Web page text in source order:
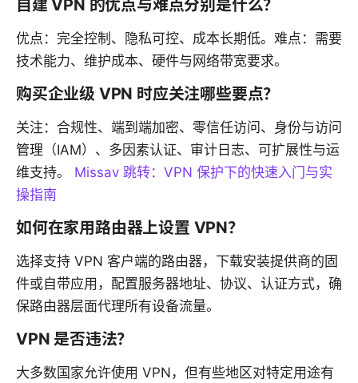
自建 VPN 的优点与难点分别是什么？
优点：完全控制、隐私可控、成本长期低。难点：需要
技术能力、维护成本、硬件与网络带宽要求。
购买企业级 VPN 时应关注哪些要点？
关注：合规性、端到端加密、零信任访问、身份与访问
管理（IAM）、多因素认证、审计日志、可扩展性与运
维支持。 Missav 跳转：VPN 保护下的快速入门与实
操指南
如何在家用路由器上设置 VPN？
选择支持 VPN 客户端的路由器，下载安装提供商的固
件或自带应用，配置服务器地址、协议、认证方式，确
保路由器层面代理所有设备流量。
VPN 是否违法？
大多数国家允许使用 VPN，但有些地区对特定用途有